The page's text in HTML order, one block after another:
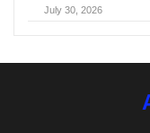
July 30, 2026